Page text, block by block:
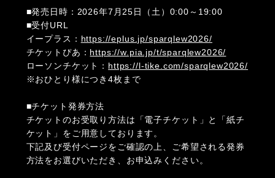
■発売日時：2026年7月25日（土）0:00～19:00
■受付URL
イープラス： https://eplus.jp/sparqlew2026/
チケットぴあ： https://w.pia.jp/t/sparqlew2026/
ローソンチケット： https://l-tike.com/sparqlew2026/
※おひとり様につき4枚まで
■チケット発券方法
チケットのお受取り方法は「電子チケット」と「紙チ
ケット」をご用意しております。
下記及び受付ページをご確認の上、ご希望される発券
方法をお選びいただき、お申込みください。